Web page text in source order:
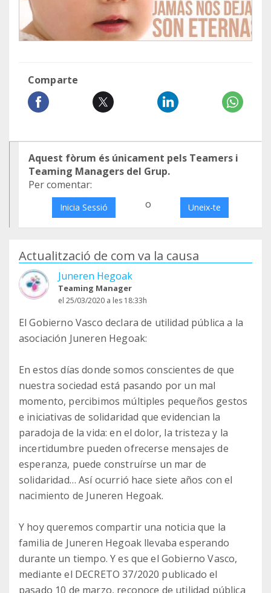
Comparte
Aquest fòrum és únicament pels Teamers i
Teaming Managers del Grup.
Per comentar:
Inicia Sessió o Uneix-te
Actualització de com va la causa
Juneren Hegoak
Teaming Manager
el 25/03/2020 a les 18:33h
El Gobierno Vasco declara de utilidad pública a la
asociación Juneren Hegoak:
En estos días donde somos conscientes de que
nuestra sociedad está pasando por un mal
momento, percibimos múltiples pequeños gestos
e iniciativas de solidaridad que evidencian la
paradoja de la vida: en el dolor, la tristeza y la
incertidumbre pueden ofrecerse mensajes de
esperanza, puede construírse un mar de
solidaridad… Así ocurrió hace siete años con el
nacimiento de Juneren Hegoak.
Y hoy queremos compartir una noticia que la
familia de Juneren Hegoak llevaba esperando
durante un tiempo. Y es que el Gobierno Vasco,
mediante el DECRETO 37/2020 publicado el
pasado 10 de marzo, reconoce de utilidad pública